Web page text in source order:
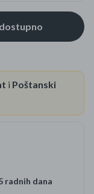
i Poštanski
radnih dana